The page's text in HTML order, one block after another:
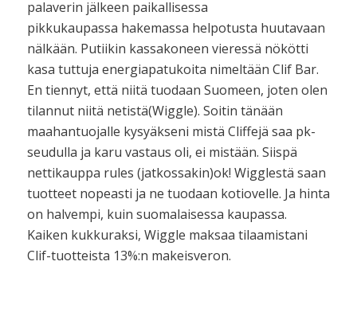
palaverin jälkeen paikallisessa
pikkukaupassa hakemassa helpotusta huutavaan
nälkään. Putiikin kassakoneen vieressä nökötti
kasa tuttuja energiapatukoita nimeltään Clif Bar.
En tiennyt, että niitä tuodaan Suomeen, joten olen
tilannut niitä netistä(Wiggle). Soitin tänään
maahantuojalle kysyäkseni mistä Cliffejä saa pk-
seudulla ja karu vastaus oli, ei mistään. Siispä
nettikauppa rules (jatkossakin)ok! Wigglestä saan
tuotteet nopeasti ja ne tuodaan kotiovelle. Ja hinta
on halvempi, kuin suomalaisessa kaupassa.
Kaiken kukkuraksi, Wiggle maksaa tilaamistani
Clif-tuotteista 13%:n makeisveron.